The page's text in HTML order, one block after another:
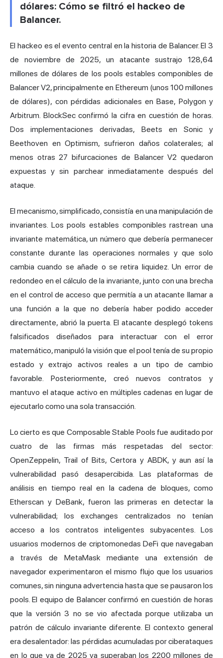
dólares: Cómo se filtró el hackeo de
Balancer.
El hackeo es el evento central en la historia de Balancer. El 3
de noviembre de 2025, un atacante sustrajo 128,64
millones de dólares de los pools estables componibles de
Balancer V2, principalmente en Ethereum (unos 100 millones
de dólares), con pérdidas adicionales en Base, Polygon y
Arbitrum. BlockSec confirmó la cifra en cuestión de horas.
Dos implementaciones derivadas, Beets en Sonic y
Beethoven en Optimism, sufrieron daños colaterales; al
menos otras 27 bifurcaciones de Balancer V2 quedaron
expuestas y sin parchear inmediatamente después del
ataque.
El mecanismo, simplificado, consistía en una manipulación de
invariantes. Los pools estables componibles rastrean una
invariante matemática, un número que debería permanecer
constante durante las operaciones normales y que solo
cambia cuando se añade o se retira liquidez. Un error de
redondeo en el cálculo de la invariante, junto con una brecha
en el control de acceso que permitía a un atacante llamar a
una función a la que no debería haber podido acceder
directamente, abrió la puerta. El atacante desplegó tokens
falsificados diseñados para interactuar con el error
matemático, manipuló la visión que el pool tenía de su propio
estado y extrajo activos reales a un tipo de cambio
favorable. Posteriormente, creó nuevos contratos y
mantuvo el ataque activo en múltiples cadenas en lugar de
ejecutarlo como una sola transacción.
Lo cierto es que Composable Stable Pools fue auditado por
cuatro de las firmas más respetadas del sector:
OpenZeppelin, Trail of Bits, Certora y ABDK, y aun así la
vulnerabilidad pasó desapercibida. Las plataformas de
análisis en tiempo real en la cadena de bloques, como
Etherscan y DeBank, fueron las primeras en detectar la
vulnerabilidad; los exchanges centralizados no tenían
acceso a los contratos inteligentes subyacentes. Los
usuarios modernos de criptomonedas DeFi que navegaban
a través de MetaMask mediante una extensión de
navegador experimentaron el mismo flujo que los usuarios
comunes, sin ninguna advertencia hasta que se pausaron los
pools. El equipo de Balancer confirmó en cuestión de horas
que la versión 3 no se vio afectada porque utilizaba un
patrón de cálculo invariante diferente. El contexto general
era desalentador: las pérdidas acumuladas por ciberataques
en lo que va de 2025 ya superaban los 2200 millones de